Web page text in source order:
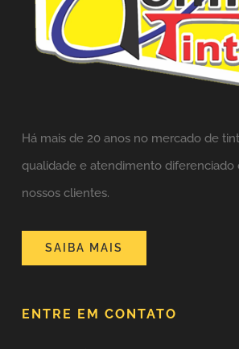
Há mais de 20 anos no mercado de
qualidade e atendimento diferenciado
nossos clientes.
SAIBA MAIS
ENTRE EM CONTATO